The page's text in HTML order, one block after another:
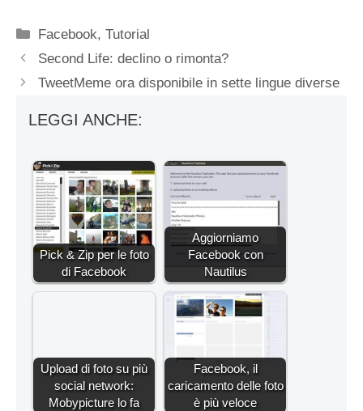
Categorie
Facebook,Tutorial
Second Life: declino o rimonta?
TweetMeme ora disponibile in sette lingue diverse
LEGGI ANCHE:
Pick & Zip per le foto
di Facebook
Aggiorniamo
Facebook con
Nautilus
Upload di foto su più
social network:
Mobypicture lo fa
Facebook, il
caricamento delle foto
è più veloce